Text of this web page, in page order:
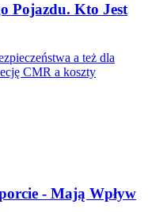
Pojazdu. Kto Jest
a też dla
CMR a koszty
- Mają Wpływ